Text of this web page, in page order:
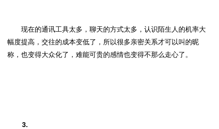
现在的通讯工具太多，聊天的方式太多，认识陌生人的机率大
幅度提高，交往的成本变低了，所以很多亲密关系才可以叫的昵
称，也变得大众化了，难能可贵的感情也变得不那么走心了。
3.